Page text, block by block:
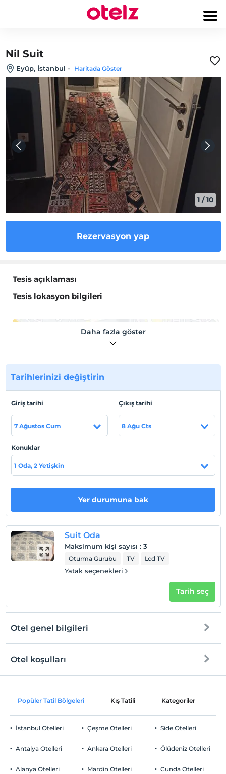
Nil Suit
Eyüp, İstanbul - Haritada Göster
1 /10
Rezervasyon yap
Tesis açıklaması
Tesis lokasyon bilgileri
Otel koşulları
Check/in
En erken saat 10:00 ve sonrası
Check/out
En geç saat 11:00 ve öncesi
Evcil hayvan barınabilir
Sigara
Odalarda sigara içilmez
Çocuklar
2 yaşına kadar olan bebekler ücretsizdir.
Tesisin ücretsiz çocuk politkası yoktur
Daha fazla göster
Tarihlerinizi değiştirin
Giriş tarihi
7 Ağustos Cum
Çıkış tarihi
8 Ağu Cts
Konuklar
1 Oda, 2 Yetişkin
Yer durumuna bak
Suit Oda
Maksimum kişi sayısı : 3
Oturma Gurubu TV Lcd TV
Yatak seçenekleri
Tarih seç
Otel genel bilgileri
Ortak alanlar ve tüm odalar
Otel koşulları
Check/in
Check/out
En geç saat 11:00 ve öncesi
Evcil Hayvan
Popüler Tatil Bölgeleri Kış Tatili Kategoriler
İstanbul Otelleri
Antalya Otelleri
Alanya Otelleri
Çeşme Otelleri
Ankara Otelleri
Mardin Otelleri
Side Otelleri
Ölüdeniz Otelleri
Cunda Otelleri